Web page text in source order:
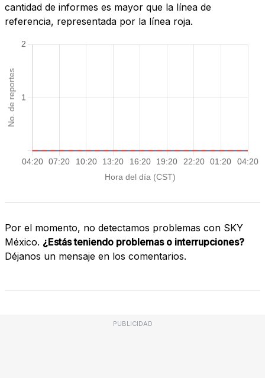
cantidad de informes es mayor que la línea de
referencia, representada por la línea roja.
Por el momento, no detectamos problemas con SKY
México. ¿Estás teniendo problemas o interrupciones?
Déjanos un mensaje en los comentarios.
PUBLICIDAD